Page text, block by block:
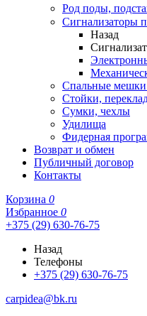
Род поды,
Сигнализаторы
Назад
Спальные мешки
Стойки,
Сумки, чехлы
Удилища
Фидерная
Возврат и обмен
Публичный договор
Контакты
Корзина 0
Избранное 0
+375 (29) 630-76-75
Назад
Телефоны
+375 (29) 630-76-75
carpidea@bk.ru